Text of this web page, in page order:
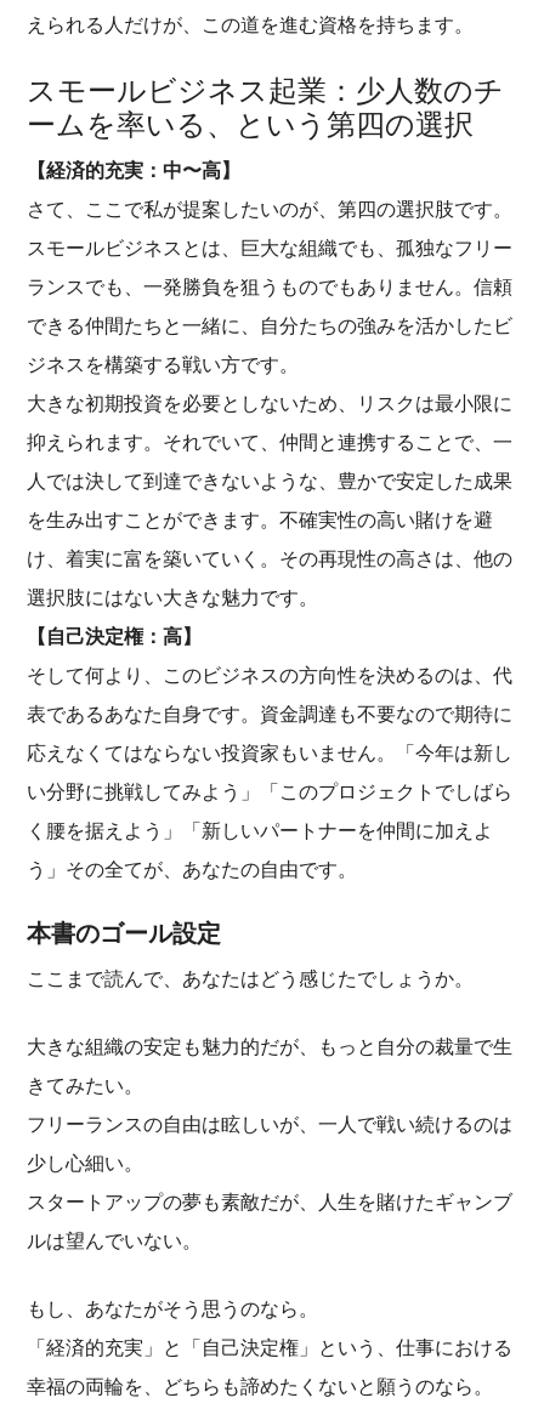
えられる人だけが、この道を進む資格を持ちます。
スモールビジネス起業：少人数のチ
ームを率いる、という第四の選択
【経済的充実：中〜高】
さて、ここで私が提案したいのが、第四の選択肢です。
スモールビジネスとは、巨大な組織でも、孤独なフリー
ランスでも、一発勝負を狙うものでもありません。信頼
できる仲間たちと一緒に、自分たちの強みを活かしたビ
ジネスを構築する戦い方です。
大きな初期投資を必要としないため、リスクは最小限に
抑えられます。それでいて、仲間と連携することで、一
人では決して到達できないような、豊かで安定した成果
を生み出すことができます。不確実性の高い賭けを避
け、着実に富を築いていく。その再現性の高さは、他の
選択肢にはない大きな魅力です。
【自己決定権：高】
そして何より、このビジネスの方向性を決めるのは、代
表であるあなた自身です。資金調達も不要なので期待に
応えなくてはならない投資家もいません。「今年は新し
い分野に挑戦してみよう」「このプロジェクトでしばら
く腰を据えよう」「新しいパートナーを仲間に加えよ
う」その全てが、あなたの自由です。
本書のゴール設定
ここまで読んで、あなたはどう感じたでしょうか。
大きな組織の安定も魅力的だが、もっと自分の裁量で生
きてみたい。
フリーランスの自由は眩しいが、一人で戦い続けるのは
少し心細い。
スタートアップの夢も素敵だが、人生を賭けたギャンブ
ルは望んでいない。
もし、あなたがそう思うのなら。
「経済的充実」と「自己決定権」という、仕事における
幸福の両輪を、どちらも諦めたくないと願うのなら。